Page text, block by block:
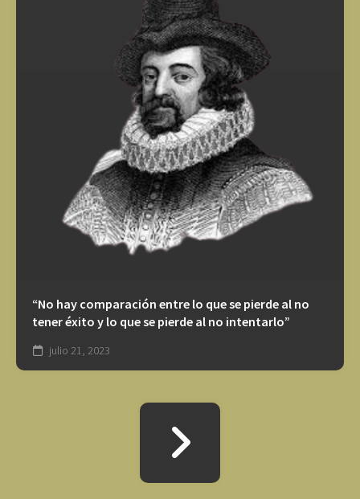
“No hay comparación entre lo que se pierde al no
tener éxito y lo que se pierde al no intentarlo”
julio 21, 2023